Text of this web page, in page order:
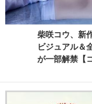
柴咲コウ、新
ビジュアル＆
が一部解禁【